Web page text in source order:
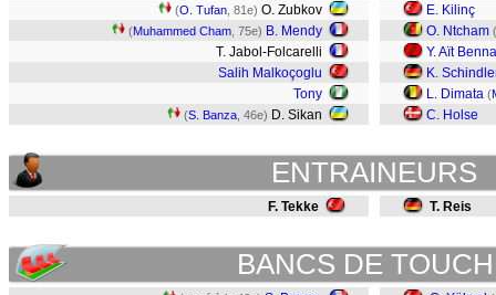
(O. Tufan , 81e) O. Zubkov
(Muhammed Cham , 75e) B. Mendy
T. Jabol-Folcarelli
Salih Malkoçoglu
Tony
(S. Banza , 46e) D. Sikan
E. Kilinç
O. Ntcham (
Y. Aït
K.
L. Dimata (
C. Holse
ENTRAINEURS
F. Tekke T. Reis
BANCS DE